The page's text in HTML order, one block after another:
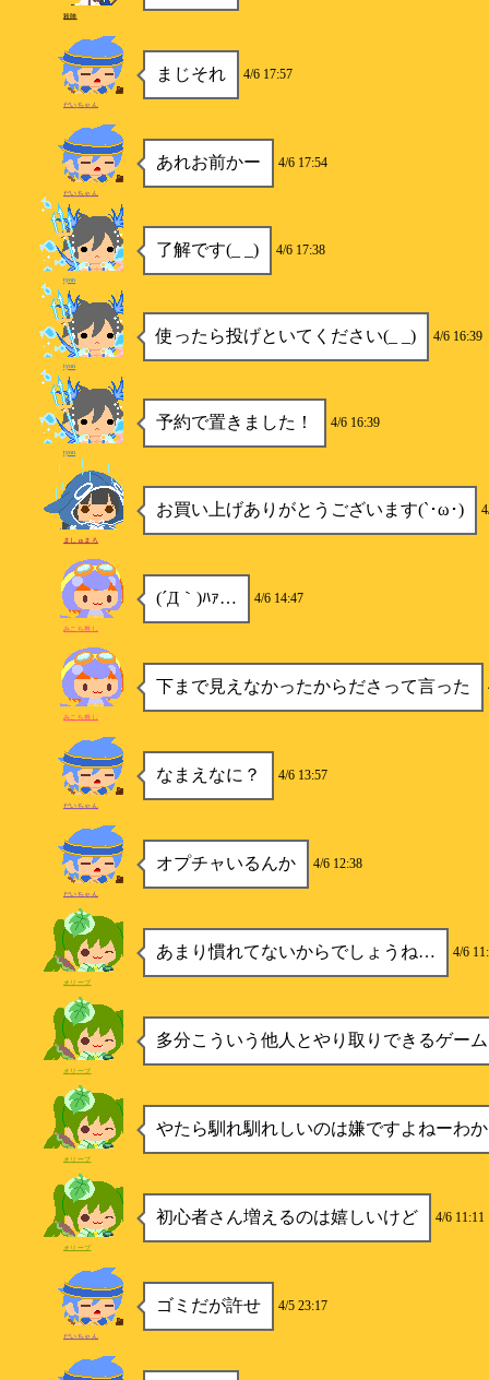
殺陣
まじそれ 4/6 17:57
だいちゃん
あれお前かー 4/6 17:54
だいちゃん
了解です(_ _) 4/6 17:38
tyon
使ったら投げといてください(_ _) 4/6 16:39
tyon
予約で置きました！ 4/6 16:39
tyon
お買い上げありがとうございます(`･ω･)
ましゅまろ
(´Д｀)ﾊｧ… 4/6 14:47
みこち推し
下まで見えなかったからださって言った
みこち推し
なまえなに？ 4/6 13:57
だいちゃん
オプチャいるんか 4/6 12:38
だいちゃん
あまり慣れてないからでしょうね… 4/6
オリーブ
多分こういう他人とやり取りできるゲーム
オリーブ
やたら馴れ馴れしいのは嫌ですよねーわ
オリーブ
初心者さん増えるのは嬉しいけど 4/6 11:11
オリーブ
ゴミだが許せ 4/5 23:17
だいちゃん